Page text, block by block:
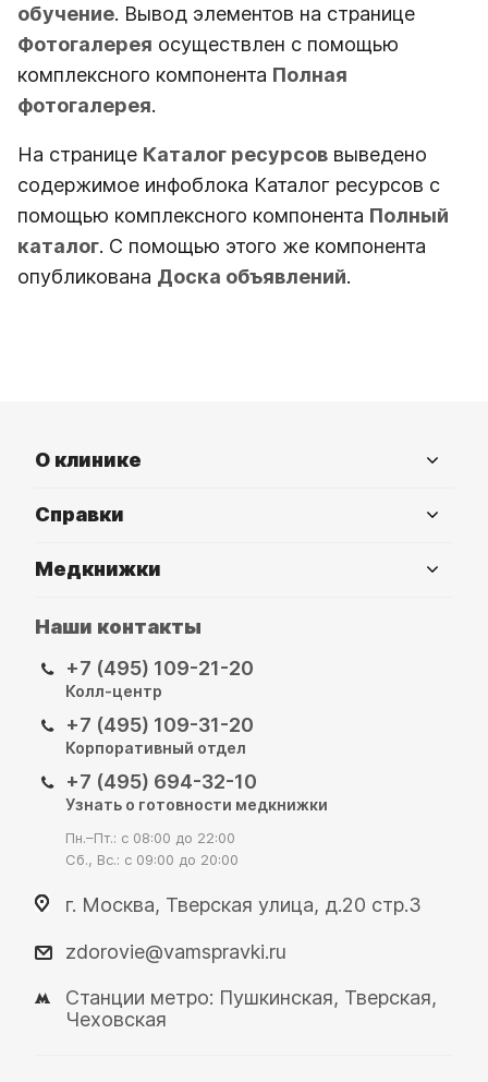
обучение. Вывод элементов на странице
Фотогалерея осуществлен с помощью
комплексного компонента Полная
фотогалерея.
На странице Каталог ресурсов выведено
содержимое инфоблока Каталог ресурсов с
помощью комплексного компонента Полный
каталог. С помощью этого же компонента
опубликована Доска объявлений.
О клинике
Справки
Медкнижки
Наши контакты
+7 (495) 109-21-20
Колл-центр
+7 (495) 109-31-20
Корпоративный отдел
+7 (495) 694-32-10
Узнать о готовности медкнижки
Пн.–Пт.: с 08:00 до 22:00
Сб., Вс.: с 09:00 до 20:00
г. Москва, Тверская улица, д.20 стр.3
zdorovie@vamspravki.ru
Станции метро: Пушкинская, Тверская,
Чеховская